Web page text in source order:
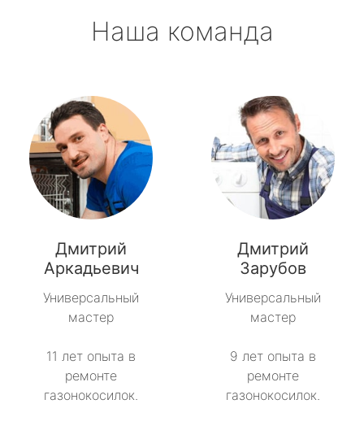
Наша команда
Дмитрий
Аркадьевич
Универсальный
мастер
11 лет опыта в
ремонте
газонокосилок.
Дмитрий
Зарубов
Универсальный
мастер
9 лет опыта в
ремонте
газонокосилок.